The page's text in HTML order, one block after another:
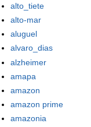
alto_tiete
alto-mar
aluguel
alvaro_dias
alzheimer
amapa
amazon
amazon prime
amazonia